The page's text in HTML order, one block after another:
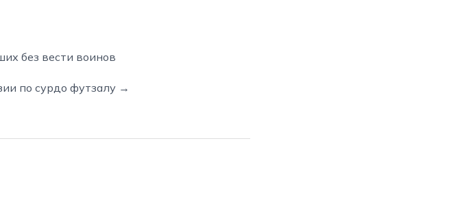
без вести воинов
по сурдо футзалу →